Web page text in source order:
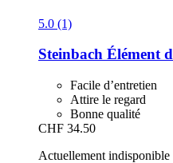
5.0 (1)
Steinbach Élément
Facile d’entretien
Attire le regard
Bonne qualité
CHF 34.50
Actuellement indisponible